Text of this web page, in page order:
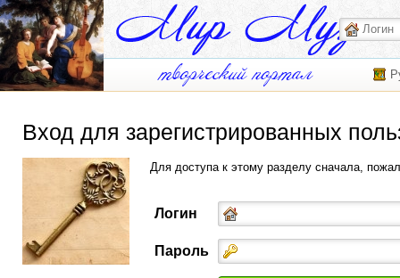
Вход для зарегистрированных
Для доступа к этому разделу сначала,
Логин
Пароль